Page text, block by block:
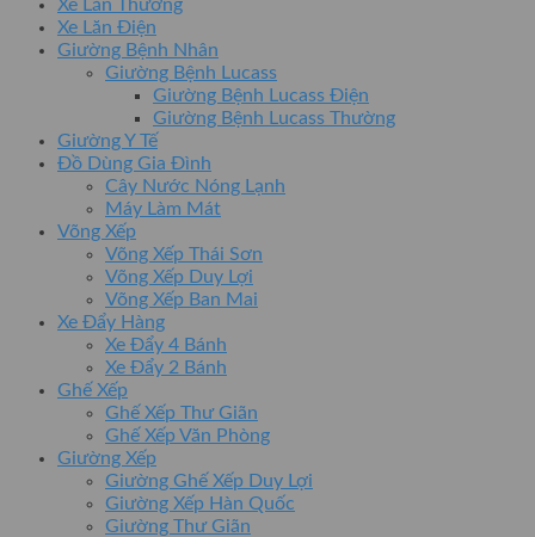
Xe Lăn Thường
Xe Lăn Điện
Giường Bệnh Nhân
Giường Bệnh Lucass
Giường Bệnh Lucass Điện
Giường Bệnh Lucass Thường
Giường Y Tế
Đồ Dùng Gia Đình
Cây Nước Nóng Lạnh
Máy Làm Mát
Võng Xếp
Võng Xếp Thái Sơn
Võng Xếp Duy Lợi
Võng Xếp Ban Mai
Xe Đẩy Hàng
Xe Đẩy 4 Bánh
Xe Đẩy 2 Bánh
Ghế Xếp
Ghế Xếp Thư Giãn
Ghế Xếp Văn Phòng
Giường Xếp
Giường Ghế Xếp Duy Lợi
Giường Xếp Hàn Quốc
Giường Thư Giãn